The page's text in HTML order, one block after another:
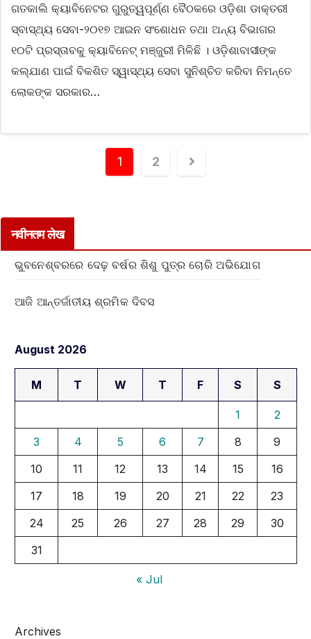
ଗତକାଲି କ୍ୟାବିନେଟର ଗୁରୁତ୍ୱପୂର୍ଣ୍ଣ ବୈଠକରେ ଓଡ଼ିଶା ଡାକ୍ତରୀ
ସ୍ବାସ୍ଥ୍ୟ ସେବା-୨୦୧୭ ଆଇନ ସଂଶୋଧନ ତଥା ଅନ୍ୟ ବିଭାଗର
୧୦ଟି ପ୍ରସ୍ତାବକୁ କ୍ୟାବିନେଟ୍ ମଞ୍ଜୁରୀ ମିଳିଛି । ଓଡ଼ିଶାବାସୀଙ୍କ
କଲ୍ଯାଣ ପାଇଁ ବିକଶିତ ସ୍ୱାସ୍ଥ୍ୟ ସେବା ସୁନିଶ୍ଚିତ କରିବା ନିମନ୍ତେ
ଲୋକଙ୍କ ସରକାର…
1 2
नवीनतम लेख
ଭୁବନେଶ୍ବରରେ ଦେଢ଼ ବର୍ଷର ଶିଶୁ ପୁତ୍ର ଚୋରି ଅଭିଯୋଗ
ଆଜି ଆନ୍ତର୍ଜାତୀୟ ଶ୍ରମିକ ଦିବସ
August 2026
M T W T F S S
1
2
3
4 5 6 7 8
9
10
11 12 13 14 15
16
17
18 19 20 21 22
23
24
25 26 27 28 29
30
31
« Jul
Archives